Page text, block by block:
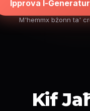
Ipprova l-
M'hemmx bżonn ta'
Kif